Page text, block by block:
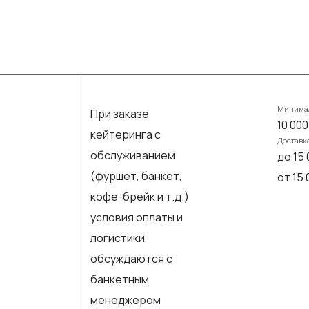
При заказе
кейтеринга с
обслуживанием
(фуршет, банкет,
кофе-брейк и т.д.)
условия оплаты и
логистики
обсуждаются с
банкетным
менеджером
10
до 15
от 15